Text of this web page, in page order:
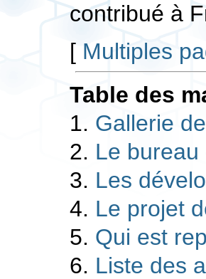
contribué à
[ Multiples
Table des
1. Gallerie
2. Le
3. Les
4. Le projet
5. Qui est
6. Liste des